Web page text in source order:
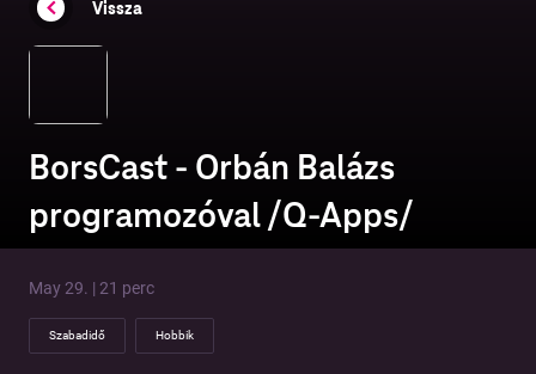
Vissza
BorsCast - Orbán Balázs
programozóval /Q-Apps/
May 29. | 21 perc
Szabadidő Hobbik